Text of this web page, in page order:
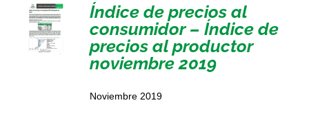
Índice de precios al
consumidor – Índice de
precios al productor
noviembre 2019
Noviembre 2019